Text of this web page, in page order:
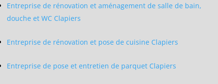
Entreprise de rénovation et aménagement de salle de bain,
douche et WC Clapiers
Entreprise de rénovation et pose de cuisine Clapiers
Entreprise de pose et entretien de parquet Clapiers